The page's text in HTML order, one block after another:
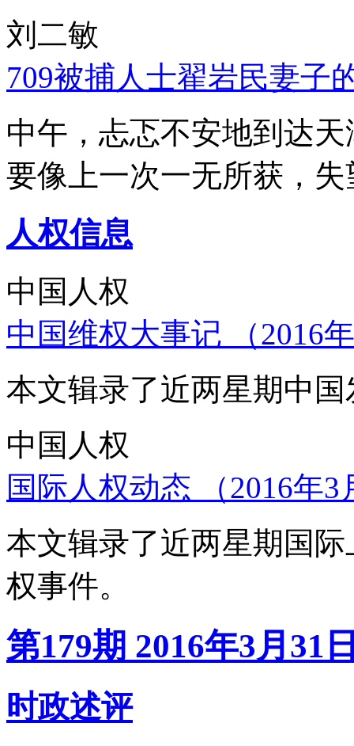
刘二敏
709被捕人士翟岩民妻子
中午，忐忑不安地到达
要像上一次一无所获，
人权信息
中国人权
中国维权大事记 （2016
本文辑录了近两星期中
中国人权
国际人权动态 （2016年
本文辑录了近两星期国
权事件。
第179期 2016年3月31
时政述评